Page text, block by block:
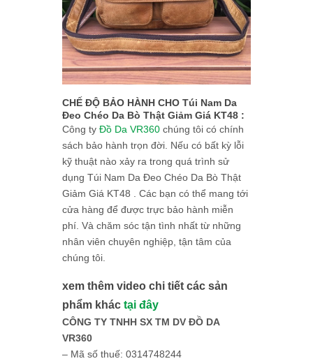
CHẾ ĐỘ BẢO HÀNH CHO Túi Nam Da
Đeo Chéo Da Bò Thật Giảm Giá KT48 :
Công ty Đồ Da VR360 chúng tôi có chính
sách bảo hành trọn đời. Nếu có bất kỳ lỗi
kỹ thuật nào xảy ra trong quá trình sử
dụng Túi Nam Da Đeo Chéo Da Bò Thật
Giảm Giá KT48 . Các bạn có thể mang tới
cửa hàng để được trực bảo hành miễn
phí. Và chăm sóc tận tình nhất từ những
nhân viên chuyên nghiệp, tận tâm của
chúng tôi.
xem thêm video chi tiết các sản
phẩm khác tại đây
CÔNG TY TNHH SX TM DV ĐỒ DA
VR360
– Mã số thuế: 0314748244